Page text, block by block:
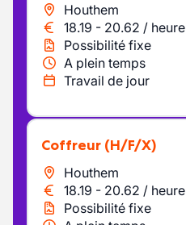
Houthem
18.19 - 20.62 / heure
Possibilité fixe
A plein temps
Travail de jour
Coffreur (H/F/X)
Houthem
18.19 - 20.62 / heure
Possibilité fixe